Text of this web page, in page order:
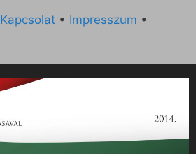
Kapcsolat • Impresszum •